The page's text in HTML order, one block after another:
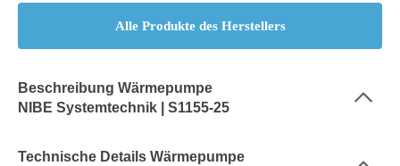
Alle Produkte des Herstellers
Beschreibung Wärmepumpe
NIBE Systemtechnik | S1155-25
Technische Details Wärmepumpe